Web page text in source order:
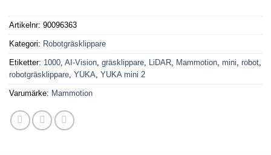
Artikelnr: 90096363
Kategori: Robotgräsklippare
Etiketter: 1000, AI-Vision, gräsklippare, LiDAR, Mammotion, mini, robot,
robotgräsklippare, YUKA, YUKA mini 2
Varumärke: Mammotion